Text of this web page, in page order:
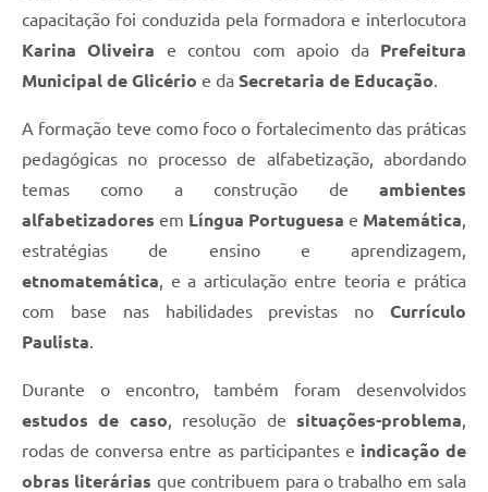
capacitação foi conduzida pela formadora e interlocutora
Karina Oliveira e contou com apoio da Prefeitura
Municipal de Glicério e da Secretaria de Educação
A formação teve como foco o fortalecimento das práticas
pedagógicas no processo de alfabetização, abordando
temas como a construção de ambientes
alfabetizadores em Língua Portuguesa e Matemática
estratégias de ensino e aprendizagem,
etnomatemática , e a articulação entre teoria e prática
com base nas habilidades previstas no Currículo
Paulista
Durante o encontro, também foram desenvolvidos
estudos de caso , resolução de situações-problema
rodas de conversa entre as participantes e indicação de
obras literárias que contribuem para o trabalho em sala